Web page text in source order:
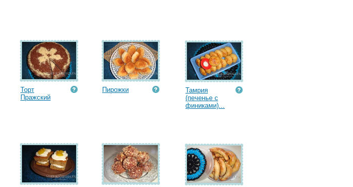
Торт
Пражский
Пирожки
Тамрия
(печенье с
финиками)...